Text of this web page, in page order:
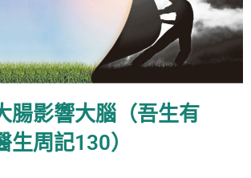
腸影響大腦（吾生有
生周記130）